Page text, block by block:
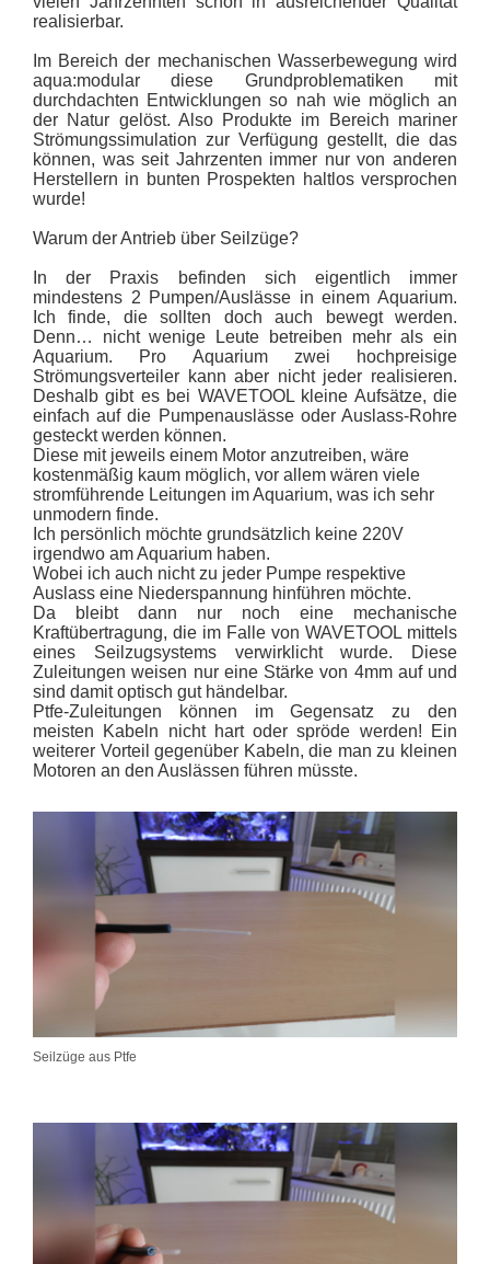
realisierbar.
Im Bereich der mechanischen Wasserbewegung wird
aqua:modular diese Grundproblematiken mit
durchdachten Entwicklungen so nah wie möglich an
der Natur gelöst. Also Produkte im Bereich mariner
Strömungssimulation zur Verfügung gestellt, die das
können, was seit Jahrzenten immer nur von anderen
Herstellern in bunten Prospekten haltlos versprochen
wurde!
Warum der Antrieb über Seilzüge?
In der Praxis befinden sich eigentlich immer
mindestens 2 Pumpen/Auslässe in einem Aquarium.
Ich finde, die sollten doch auch bewegt werden.
Denn… nicht wenige Leute betreiben mehr als ein
Aquarium. Pro Aquarium zwei hochpreisige
Strömungsverteiler kann aber nicht jeder realisieren.
Deshalb gibt es bei WAVETOOL kleine Aufsätze, die
einfach auf die Pumpenauslässe oder Auslass-Rohre
gesteckt werden können.
Diese mit jeweils einem Motor anzutreiben, wäre
kostenmäßig kaum möglich, vor allem wären viele
stromführende Leitungen im Aquarium, was ich sehr
unmodern finde.
Ich persönlich möchte grundsätzlich keine 220V
irgendwo am Aquarium haben.
Wobei ich auch nicht zu jeder Pumpe respektive
Auslass eine Niederspannung hinführen möchte.
Da bleibt dann nur noch eine mechanische
Kraftübertragung, die im Falle von WAVETOOL mittels
eines Seilzugsystems verwirklicht wurde. Diese
Zuleitungen weisen nur eine Stärke von 4mm auf und
sind damit optisch gut händelbar.
Ptfe-Zuleitungen können im Gegensatz zu den
meisten Kabeln nicht hart oder spröde werden! Ein
weiterer Vorteil gegenüber Kabeln, die man zu kleinen
Motoren an den Auslässen führen müsste.
Seilzüge aus Ptfe